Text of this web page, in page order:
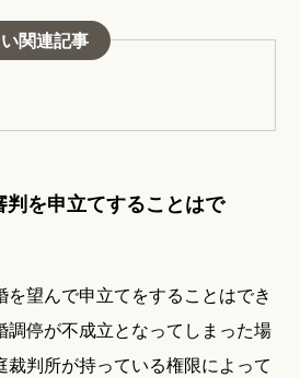
関連記事
判を申立てすることはで
望んで申立てをすることはでき
調停が不成立となってしまった場
判所が持っている権限によって